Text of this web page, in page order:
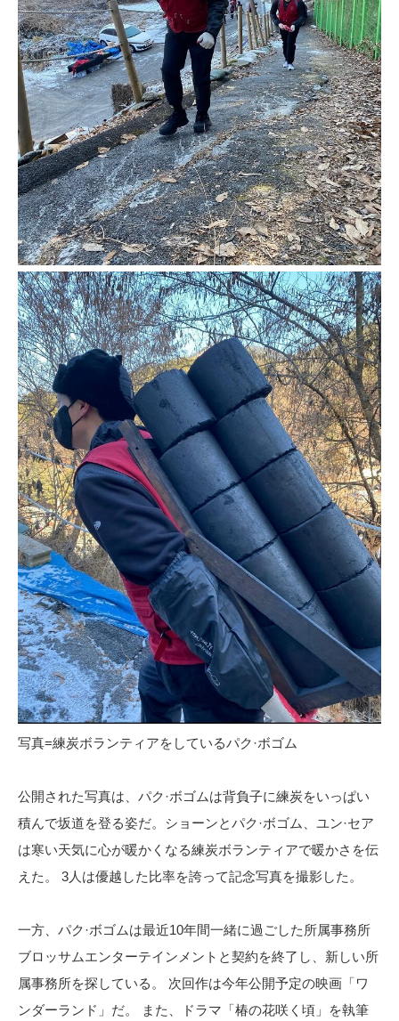
写真=練炭ボランティアをしているパク·ボゴム
公開された写真は、パク·ボゴムは背負子に練炭をいっぱい
積んで坂道を登る姿だ。ショーンとパク·ボゴム、ユン·セア
は寒い天気に心が暖かくなる練炭ボランティアで暖かさを伝
えた。 3人は優越した比率を誇って記念写真を撮影した。
一方、パク·ボゴムは最近10年間一緒に過ごした所属事務所
ブロッサムエンターテインメントと契約を終了し、新しい所
属事務所を探している。 次回作は今年公開予定の映画「ワ
ンダーランド」だ。 また、ドラマ「椿の花咲く頃」を執筆